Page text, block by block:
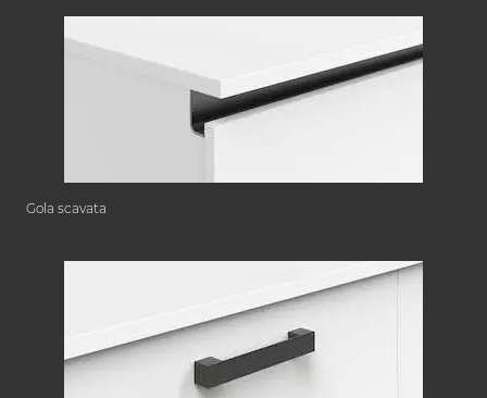
Gola scavata